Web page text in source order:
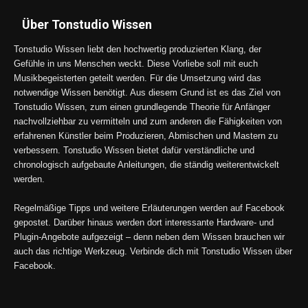
Über Tonstudio Wissen
Tonstudio Wissen liebt den hochwertig produzierten Klang, der
Gefühle in uns Menschen weckt. Diese Vorliebe soll mit euch
Musikbegeisterten geteilt werden. Für die Umsetzung wird das
notwendige Wissen benötigt. Aus diesem Grund ist es das Ziel von
Tonstudio Wissen, zum einen grundlegende Theorie für Anfänger
nachvollziehbar zu vermitteln und zum anderen die Fähigkeiten von
erfahrenen Künstler beim Produzieren, Abmischen und Mastern zu
verbessern. Tonstudio Wissen bietet dafür verständliche und
chronologisch aufgebaute Anleitungen, die ständig weiterentwickelt
werden.
Regelmäßige Tipps und weitere Erläuterungen werden auf Facebook
gepostet. Darüber hinaus werden dort interessante Hardware- und
Plugin-Angebote aufgezeigt – denn neben dem Wissen brauchen wir
auch das richtige Werkzeug. Verbinde dich mit Tonstudio Wissen über
Facebook.